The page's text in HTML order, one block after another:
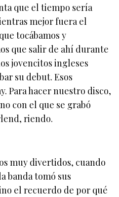
que el tiempo sería
mejor fuera el
tocábamos y
que salir de ahí durante
jovencitos ingleses
su debut. Esos
Para hacer nuestro disco,
con el que se grabó
riendo.
muy divertidos, cuando
banda tomó sus
el recuerdo de por qué